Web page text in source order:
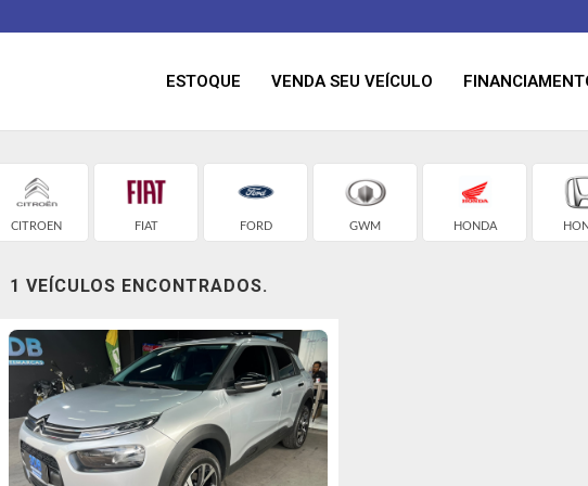
ESTOQUE VENDA SEU VEÍCULO
CITROEN FIAT FORD GWM HONDA
1 VEÍCULOS ENCONTRADOS.